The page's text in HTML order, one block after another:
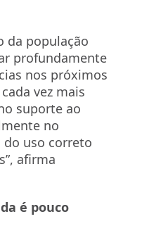
da população
profundamente
nos próximos
vez mais
suporte ao
no
uso correto
afirma
é pouco